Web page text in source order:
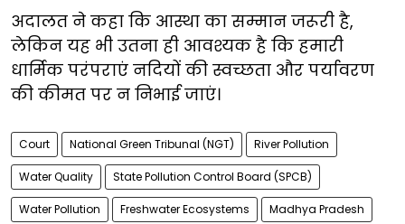
अदालत ने कहा कि आस्था का सम्मान जरूरी है,
लेकिन यह भी उतना ही आवश्यक है कि हमारी
धार्मिक परंपराएं नदियों की स्वच्छता और पर्यावरण
की कीमत पर न निभाई जाएं।
Court National Green Tribunal (NGT) River Pollution
Water Quality State Pollution Control Board (SPCB)
Water Pollution Freshwater Ecosystems Madhya Pradesh